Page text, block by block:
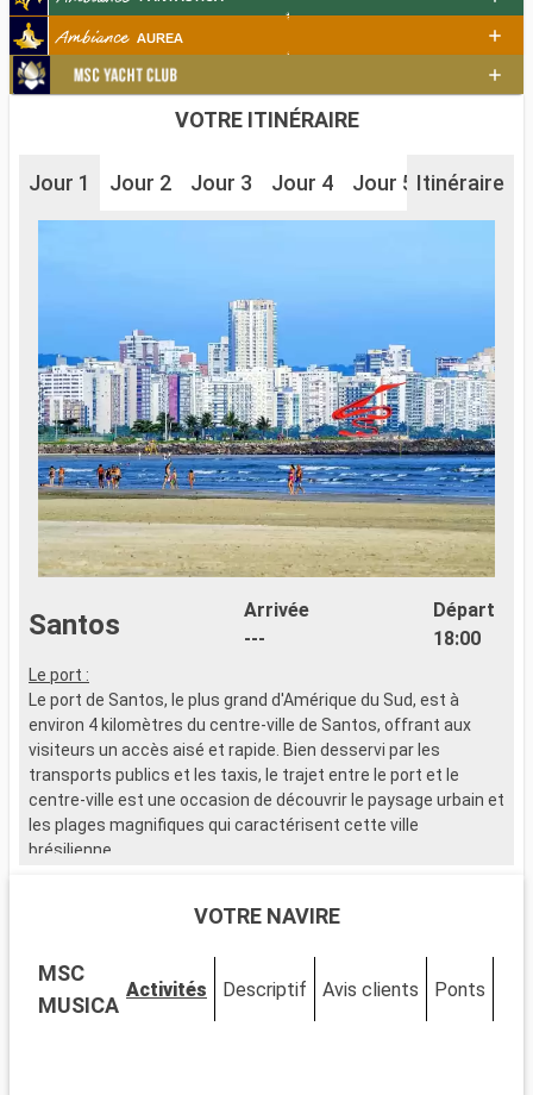
VOTRE ITINÉRAIRE
Jour 1 Jour 2 Jour 3 Jour 4 Jour 5 Itinéraire
Santos
Arrivée
---
Départ
18:00
Le port :
Le port de Santos, le plus grand d'Amérique du Sud, est à
environ 4 kilomètres du centre-ville de Santos, offrant aux
visiteurs un accès aisé et rapide. Bien desservi par les
transports publics et les taxis, le trajet entre le port et le
centre-ville est une occasion de découvrir le paysage urbain et
les plages magnifiques qui caractérisent cette ville
brésilienne.
Santos, ville côtière brésilienne, est célèbre pour son jardin en
records. Le centre historique, avec ses bâtiments coloniaux
et l'église du Valongo, est plein de charme. Le Musée du Café,
situé dans l'ancienne Bourse du Café, retrace son histoire au
VOTRE NAVIRE
MSC
MUSICA
Activités Descriptif Avis clients Ponts